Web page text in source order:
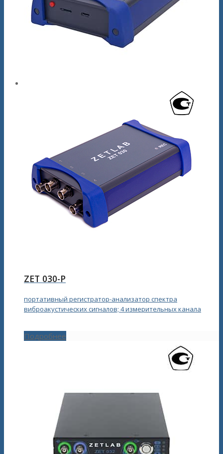
ZET 030-P
портативный регистратор-анализатор спектра
виброакустических сигналов; 4 измерительных канала
Подробнее